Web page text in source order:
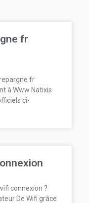
fr
fr
à Www Natixis
ci-
connexion ?
De Wifi grâce